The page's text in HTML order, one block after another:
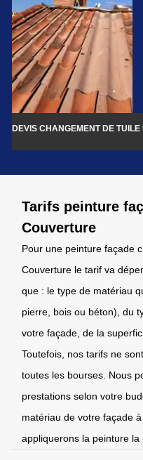
DEVIS CHANGEMENT DE TUILE
Tarifs peinture
Couverture
Pour une peinture façade
Couverture le tarif va
que : le type de matériau
pierre, bois ou béton), du
votre façade, de la
Toutefois, nos tarifs ne
toutes les bourses. Nous
prestations selon votre
matériau de votre façade
appliquerons la peinture la